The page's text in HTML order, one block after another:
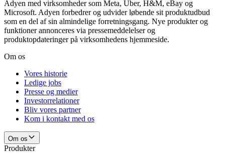
Adyen med virksomheder som Meta, Uber, H&M, eBay og
Microsoft. Adyen forbedrer og udvider løbende sit produktudbud
som en del af sin almindelige forretningsgang. Nye produkter og
funktioner annonceres via pressemeddelelser og
produktopdateringer på virksomhedens hjemmeside.
Om os
Vores historie
Ledige jobs
Presse og medier
Investorrelationer
Bliv vores partner
Kom i kontakt med os
Om os
Produkter